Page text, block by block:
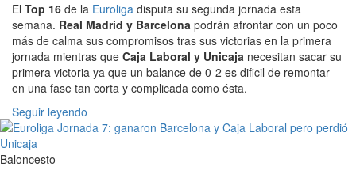
El Top 16 de la Euroliga disputa su segunda jornada esta
semana. Real Madrid y Barcelona podrán afrontar con un poco
más de calma sus compromisos tras sus victorias en la primera
jornada mientras que Caja Laboral y Unicaja necesitan sacar su
primera victoria ya que un balance de 0-2 es dificil de remontar
en una fase tan corta y complicada como ésta.
Seguir leyendo
Baloncesto